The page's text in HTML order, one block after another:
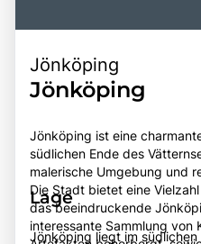
Jönköping
Jönköping
Jönköping ist eine
südlichen Ende des
malerische Umgebung und
Die Stadt bietet eine
das beeindruckende
interessante Sammlung von
Lage
Jönköping liegt im